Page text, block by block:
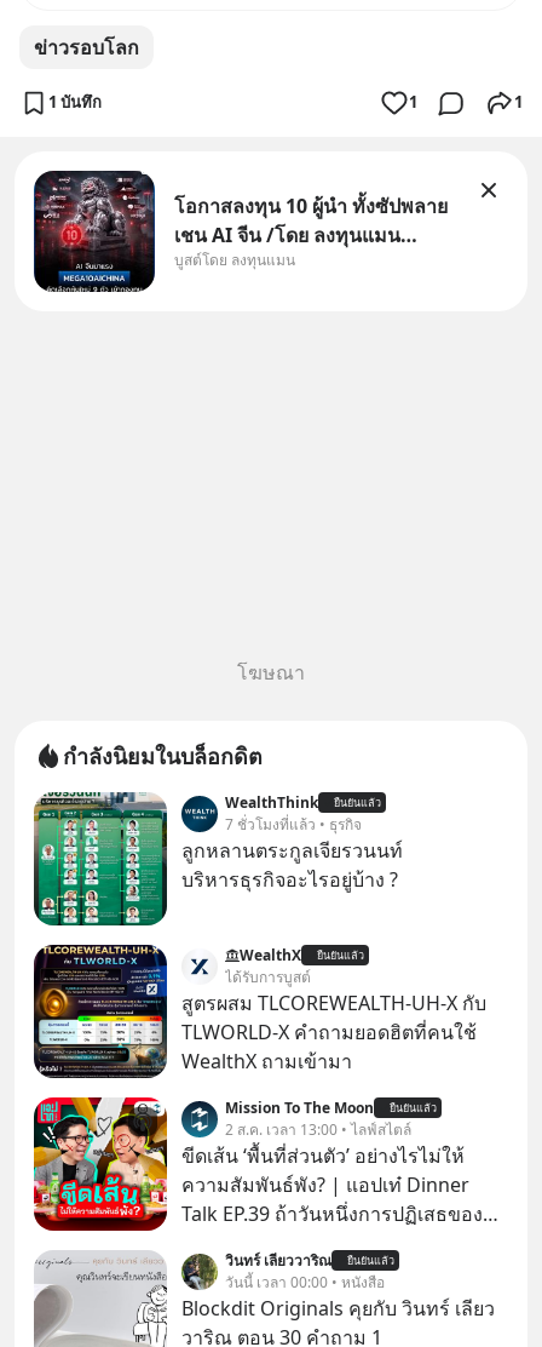
ข่าวรอบโลก
1 บันทึก 1 1
โอกาสลงทุน 10 ผู้นำ ทั้งซัปพลาย
เชน AI จีน /โดย ลงทุนแมน
✅ลงทุนตรง คัด 10 ผู้นำเน้น ๆ ใน
บูสต์โดย ลงทุนแมน
โฆษณา
กำลังนิยมในบล็อกดิต
WealthThink ยืนยันแล้ว
7 ชั่วโมงที่แล้ว • ธุรกิจ
ลูกหลานตระกูลเจียรวนนท์
บริหารธุรกิจอะไรอยู่บ้าง ?
WealthX ยืนยันแล้ว
ได้รับการบูสต์
สูตรผสม TLCOREWEALTH-UH-X กับ
TLWORLD-X คำถามยอดฮิตที่คนใช้
WealthX ถามเข้ามา
Mission To The Moon ยืนยันแล้ว
2 ส.ค. เวลา 13:00 • ไลฟ์สไตล์
ขีดเส้น ‘พื้นที่ส่วนตัว’ อย่างไรไม่ให้
ความสัมพันธ์พัง? | แอปเท๋ Dinner
Talk EP.39 ถ้าวันหนึ่งการปฏิเสธของ
ตั้งกำแพงใส่และมองว่าเราเห็นแก่ตัวทั้ง
ที่เราเองก็ไม่เคยปฏิเสธใครอย่างนี้มา
ก่อน แต่พอตั้งใจจะ ‘สร้างขอบเขต’ เพื่อ
วินทร์ เลียววาริณ ยืนยันแล้ว
วันนี้ เวลา 00:00 • หนังสือ
Blockdit Originals คุยกับ วินทร์ เลียว
วาริณ ตอน 30 คำถาม 1